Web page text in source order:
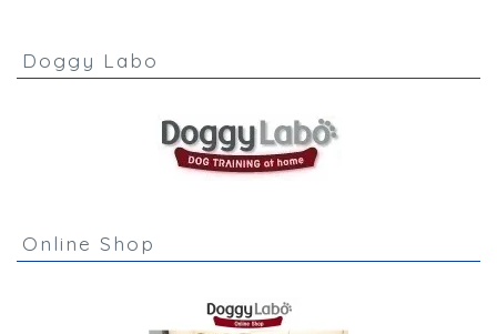
Doggy Labo
Online Shop